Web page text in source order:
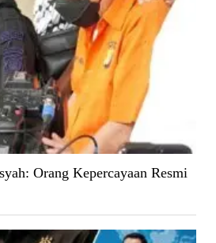
Orang Kepercayaan Resmi